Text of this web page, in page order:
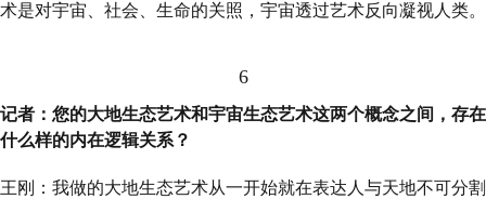
术是对宇宙、社会、生命的关照，宇宙透过艺术反向凝视人类。
6
记者：您的大地生态艺术和宇宙生态艺术这两个概念之间，存在
什么样的内在逻辑关系？
王刚：我做的大地生态艺术从一开始就在表达人与天地不可分割